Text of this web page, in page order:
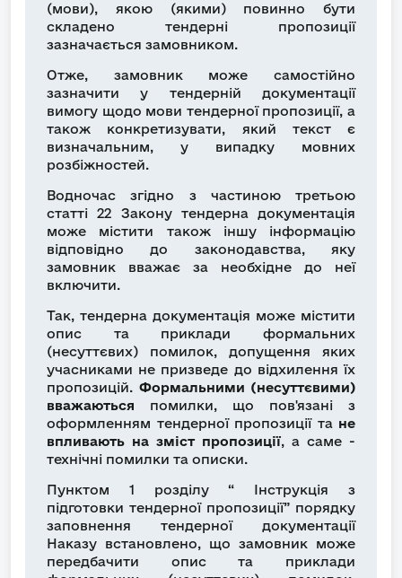
(мови), якою (якими) повинно бути
складено тендерні пропозиції
зазначається замовником.
Отже, замовник може самостійно
зазначити у тендерній документації
вимогу щодо мови тендерної пропозиції, а
також конкретизувати, який текст є
визначальним, у випадку мовних
розбіжностей.
Водночас згідно з частиною третьою
статті 22 Закону тендерна документація
може містити також іншу інформацію
відповідно до законодавства, яку
замовник вважає за необхідне до неї
включити.
Так, тендерна документація може містити
опис та приклади формальних
(несуттєвих) помилок, допущення яких
учасниками не призведе до відхилення їх
пропозицій. Формальними (несуттєвими)
вважаються помилки, що пов'язані з
оформленням тендерної пропозиції та не
впливають на зміст пропозиції, а саме -
технічні помилки та описки.
Пунктом 1 розділу “ Інструкція з
підготовки тендерної пропозиції” порядку
заповнення тендерної документації
Наказу встановлено, що замовник може
передбачити опис та приклади